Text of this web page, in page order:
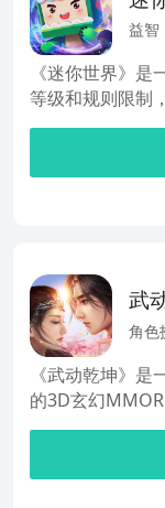
益智
《迷你世界》
等级和规则限制
武
手
角色
《武动乾坤》
的3D玄幻